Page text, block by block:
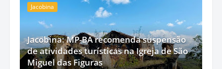
Jacobina
Jacobina: MP-BA recomenda suspensão
de atividades turísticas na Igreja de São
Miguel das Figuras